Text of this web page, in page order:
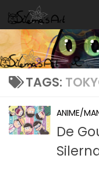
Skip to content
TAGS:
ANIME/
De